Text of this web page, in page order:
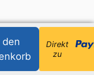
den
Direkt
zu